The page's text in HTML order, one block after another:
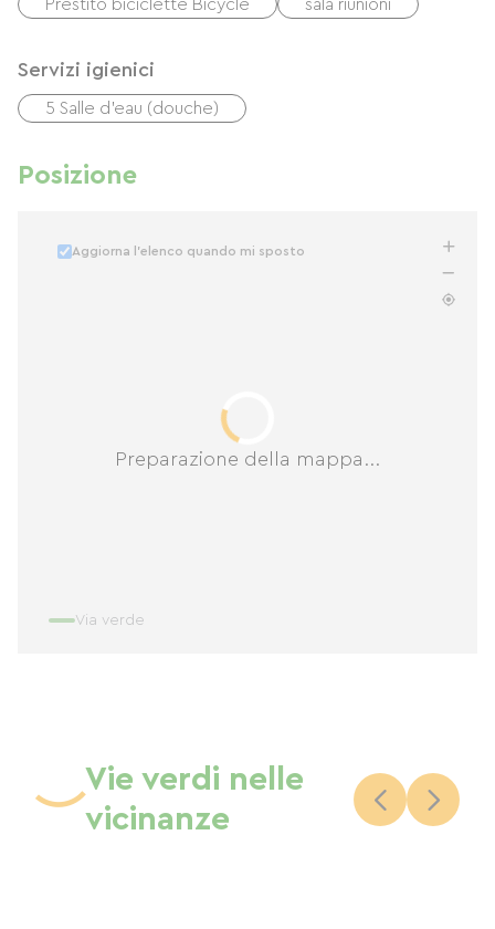
Prestito biciclette Bicycle
sala riunioni
Servizi igienici
5 Salle d'eau (douche)
Posizione
Preparazione della mappa...
Aggiorna l'elenco quando mi sposto
Via verde
Vie verdi nelle
vicinanze